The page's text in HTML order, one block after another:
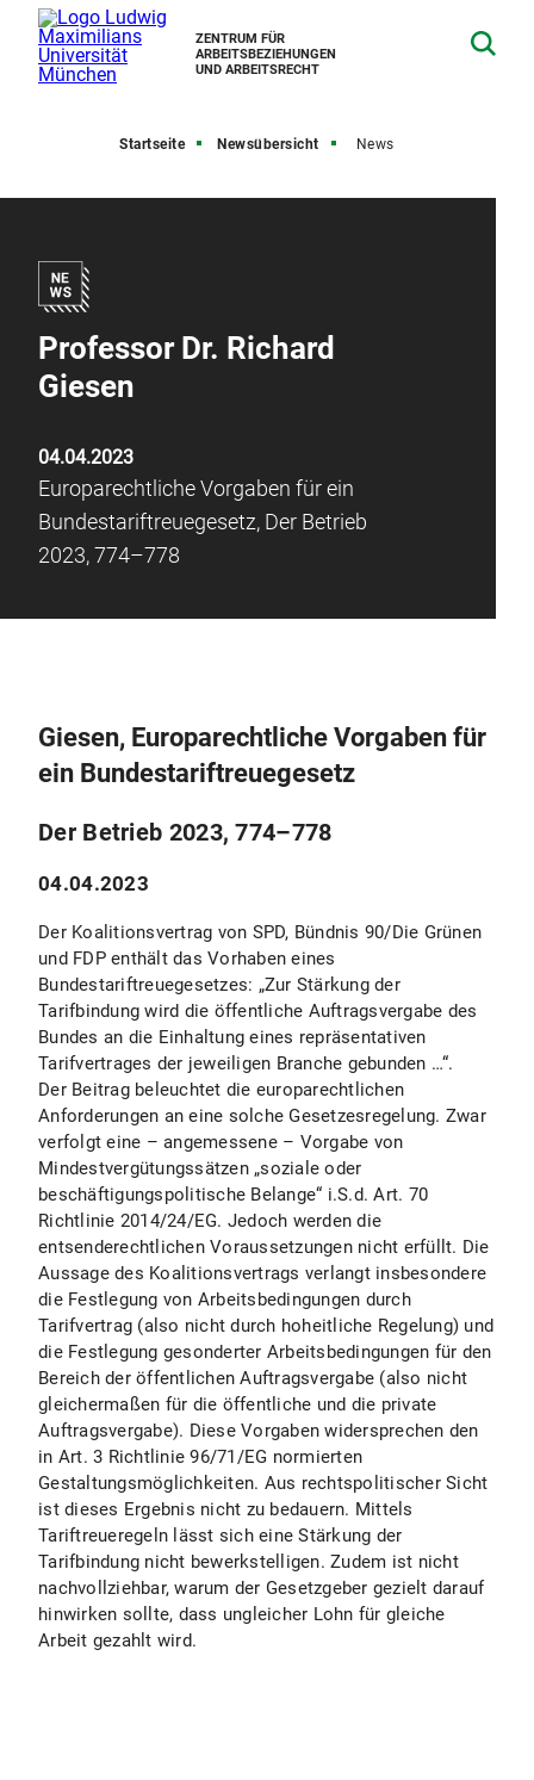
ZENTRUM FÜR
ARBEITSBEZIEHUNGEN
UND ARBEITSRECHT
Startseite Newsübersicht News
Professor Dr. Richard
Giesen
04.04.2023
Europarechtliche Vorgaben für ein
Bundestariftreuegesetz, Der Betrieb
2023, 774–778
Giesen, Europarechtliche Vorgaben für
ein Bundestariftreuegesetz
Der Betrieb 2023, 774–778
04.04.2023
Der Koalitionsvertrag von SPD, Bündnis 90/Die Grünen
und FDP enthält das Vorhaben eines
Bundestariftreuegesetzes: „Zur Stärkung der
Tarifbindung wird die öffentliche Auftragsvergabe des
Bundes an die Einhaltung eines repräsentativen
Tarifvertrages der jeweiligen Branche gebunden …“.
Der Beitrag beleuchtet die europarechtlichen
Anforderungen an eine solche Gesetzesregelung. Zwar
verfolgt eine – angemessene – Vorgabe von
Mindestvergütungssätzen „soziale oder
beschäftigungspolitische Belange“ i.S.d. Art. 70
Richtlinie 2014/24/EG. Jedoch werden die
entsenderechtlichen Voraussetzungen nicht erfüllt. Die
Aussage des Koalitionsvertrags verlangt insbesondere
die Festlegung von Arbeitsbedingungen durch
Tarifvertrag (also nicht durch hoheitliche Regelung) und
die Festlegung gesonderter Arbeitsbedingungen für den
Bereich der öffentlichen Auftragsvergabe (also nicht
gleichermaßen für die öffentliche und die private
Auftragsvergabe). Diese Vorgaben widersprechen den
in Art. 3 Richtlinie 96/71/EG normierten
Gestaltungsmöglichkeiten. Aus rechtspolitischer Sicht
ist dieses Ergebnis nicht zu bedauern. Mittels
Tariftreueregeln lässt sich eine Stärkung der
Tarifbindung nicht bewerkstelligen. Zudem ist nicht
nachvollziehbar, warum der Gesetzgeber gezielt darauf
hinwirken sollte, dass ungleicher Lohn für gleiche
Arbeit gezahlt wird.